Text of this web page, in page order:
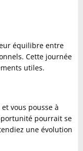
équilibre entre
Cette journée
utiles.
vous pousse à
pourrait se
une évolution